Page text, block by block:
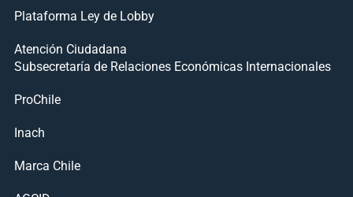
Plataforma Ley de Lobby
Atención Ciudadana
Subsecretaría de Relaciones Económicas Internacionales
ProChile
Inach
Marca Chile